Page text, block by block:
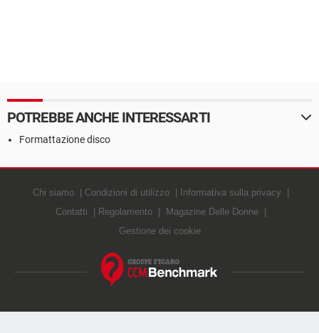
POTREBBE ANCHE INTERESSARTI
Formattazione disco
Chi siamo Condizioni di utilizzo
Informativa sulla privacy
Contatti
Regolamento
Magazine Delle Donne
Gestione dei cookie